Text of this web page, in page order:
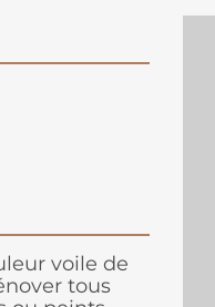
voile de
tous